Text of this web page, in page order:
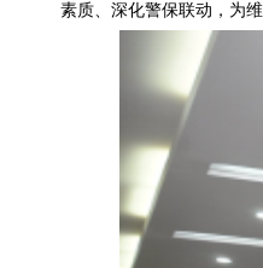
素质、深化警保联动，为